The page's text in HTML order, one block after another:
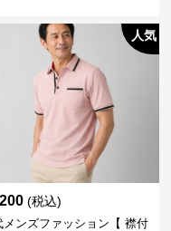
人気
(税込)
メンズファッション【 襟付